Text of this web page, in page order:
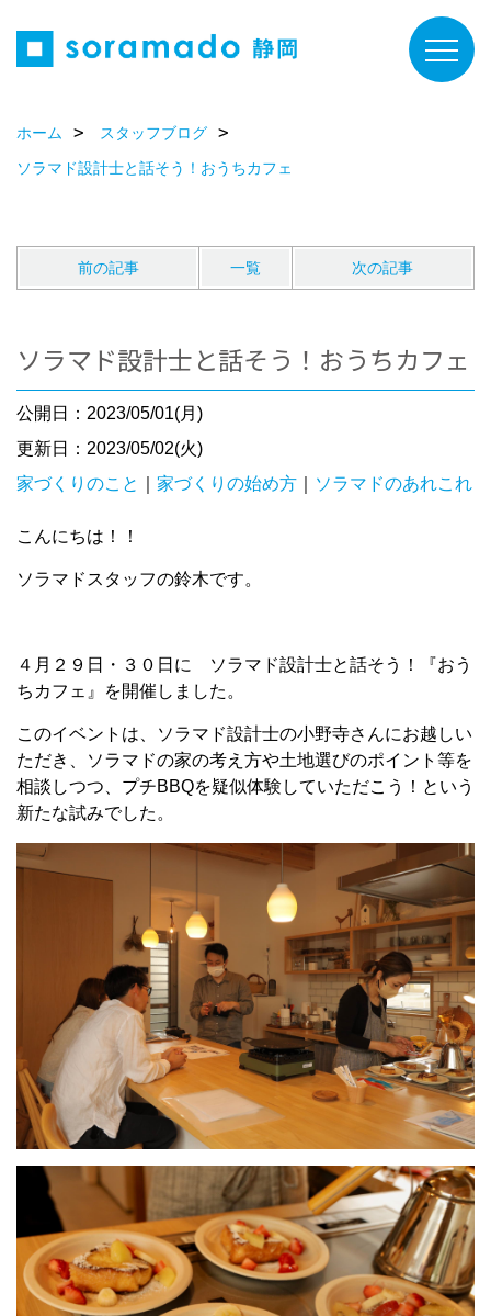
ホーム
スタッフブログ
ソラマド設計士と話そう！おうちカフェ
前の記事 一覧 次の記事
ソラマド設計士と話そう！おうちカフェ
公開日：2023/05/01(月)
更新日：2023/05/02(火)
家づくりのこと
家づくりの始め方 ソラマドのあれこれ
こんにちは！！
ソラマドスタッフの鈴木です。
４月２９日・３０日に ソラマド設計士と話そう！『おう
ちカフェ』を開催しました。
このイベントは、ソラマド設計士の小野寺さんにお越しい
ただき、ソラマドの家の考え方や土地選びのポイント等を
相談しつつ、プチBBQを疑似体験していただこう！という
新たな試みでした。